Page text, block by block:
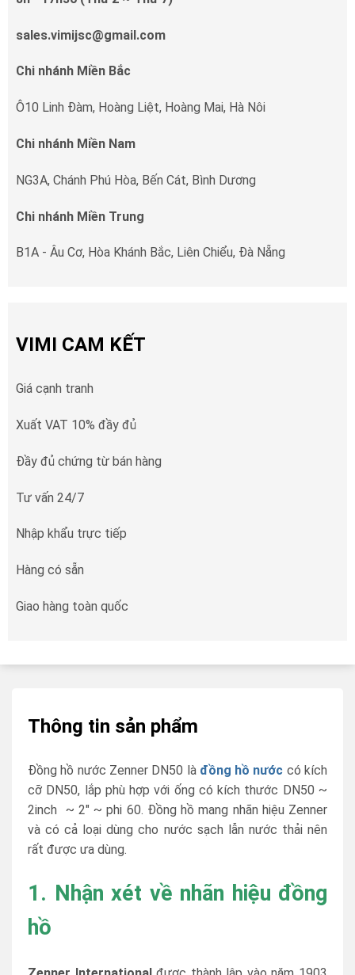
sales.vimijsc@gmail.com
Chi nhánh Miền Bắc
Ô10 Linh Đàm, Hoàng Liệt, Hoàng Mai, Hà Nôi
Chi nhánh Miền Nam
NG3A, Chánh Phú Hòa, Bến Cát, Bình Dương
Chi nhánh Miền Trung
B1A - Âu Cơ, Hòa Khánh Bắc, Liên Chiểu, Đà Nẵng
VIMI CAM KẾT
Giá cạnh tranh
Xuất VAT 10% đầy đủ
Đầy đủ chứng từ bán hàng
Tư vấn 24/7
Nhập khẩu trực tiếp
Hàng có sẵn
Giao hàng toàn quốc
Thông tin sản phẩm
Đồng hồ nước Zenner DN50 là đồng hồ nước có kích
cỡ DN50, lắp phù hợp với ống có kích thước DN50 ~
2inch ~ 2″ ~ phi 60. Đồng hồ mang nhãn hiệu Zenner
và có cả loại dùng cho nước sạch lẫn nước thải nên
rất được ưa dùng.
1. Nhận xét về nhãn hiệu đồng
hồ